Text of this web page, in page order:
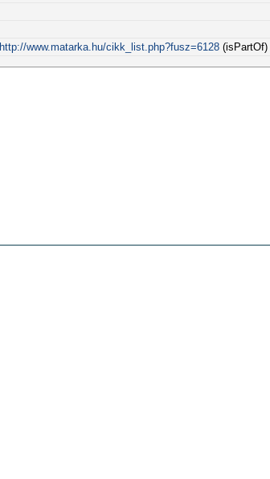
http://www.matarka.hu/cikk_list.php?fusz=6128(isPartOf)